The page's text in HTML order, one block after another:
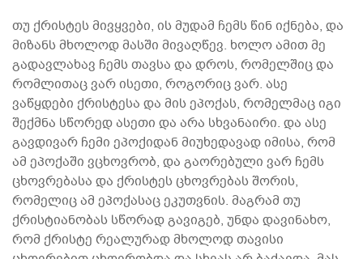
თუ ქრისტეს მივყვები, ის მუდამ ჩემს წინ იქნება, და
მიზანს მხოლოდ მასში მივაღწევ. ხოლო ამით მე
გადავლახავ ჩემს თავსა და დროს, რომელშიც და
რომლითაც ვარ ისეთი, როგორიც ვარ. ასე
ვაწყდები ქრისტესა და მის ეპოქას, რომელმაც იგი
შექმნა სწორედ ასეთი და არა სხვანაირი. და ასე
გავდივარ ჩემი ეპოქიდან მიუხედავად იმისა, რომ
ამ ეპოქაში ვცხოვრობ, და გაორებული ვარ ჩემს
ცხოვრებასა და ქრისტეს ცხოვრებას შორის,
რომელიც ამ ეპოქასაც ეკუთვნის. მაგრამ თუ
ქრისტიანობას სწორად გავიგებ, უნდა დავინახო,
რომ ქრისტე რეალურად მხოლოდ თავისი